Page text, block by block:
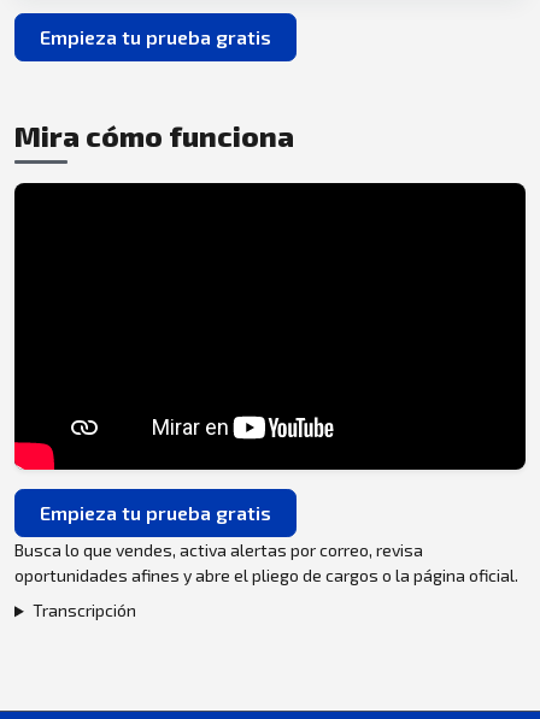
Empieza tu prueba gratis
Mira cómo funciona
Empieza tu prueba gratis
Busca lo que vendes, activa alertas por correo, revisa
oportunidades afines y abre el pliego de cargos o la página oficial.
Transcripción